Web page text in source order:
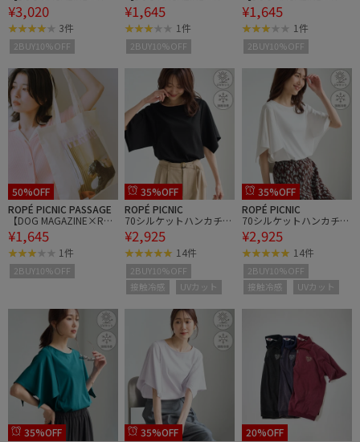
E' PICNIC】DOGフォトT
シャツ
¥3,020
3件
2BUY10%OFF
E' PICNIC】フォトトート
バッグ
¥1,645
1件
2BUY10%OFF
E' PICNIC】フォトトート
バッグ
¥1,645
1件
2BUY10%OFF
50%OFF
ROPÉ PICNIC PASSAGE
【DOG MAGAZINE×ROP
E' PICNIC】フォトトート
バッグ
¥1,645
1件
2BUY10%OFF
35%OFF
ROPÉ PICNIC
70シルケットハンカチス
リーブトップス/UVカッ
ト・接触冷感
¥2,925
14件
2BUY10%OFF
接触冷感
UVカット
35%OFF
ROPÉ PICNIC
70シルケットハンカチス
リーブトップス/UVカッ
ト・接触冷感
¥2,925
14件
2BUY10%OFF
接触冷感
UVカット
35%OFF
35%OFF
20%OFF